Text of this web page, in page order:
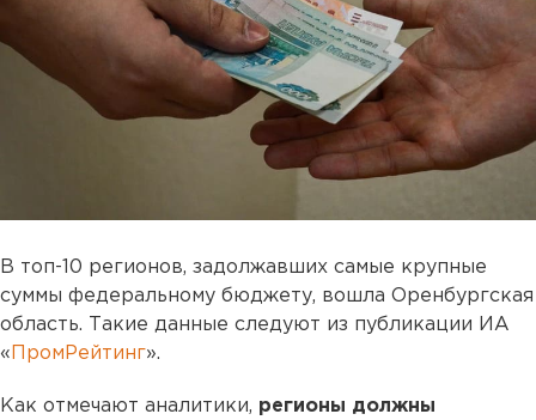
В топ-10 регионов, задолжавших самые крупные
суммы федеральному бюджету, вошла Оренбургская
область. Такие данные следуют из публикации ИА
« ПромРейтинг».
Как отмечают аналитики, регионы должны